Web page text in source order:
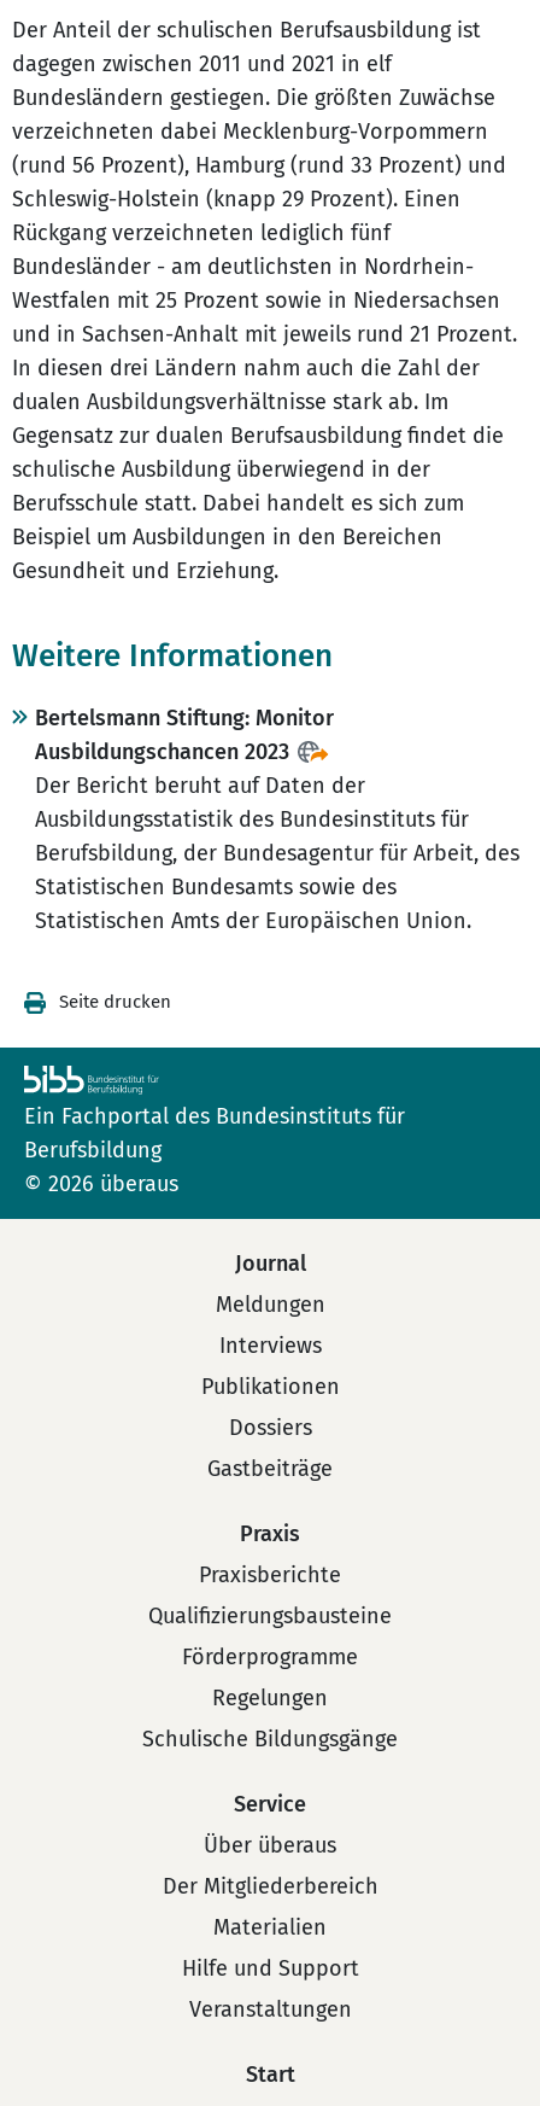
Der Anteil der schulischen Berufsausbildung ist
dagegen zwischen 2011 und 2021 in elf
Bundesländern gestiegen. Die größten Zuwächse
verzeichneten dabei Mecklenburg-Vorpommern
(rund 56 Prozent), Hamburg (rund 33 Prozent) und
Schleswig-Holstein (knapp 29 Prozent). Einen
Rückgang verzeichneten lediglich fünf
Bundesländer - am deutlichsten in Nordrhein-
Westfalen mit 25 Prozent sowie in Niedersachsen
und in Sachsen-Anhalt mit jeweils rund 21 Prozent.
In diesen drei Ländern nahm auch die Zahl der
dualen Ausbildungsverhältnisse stark ab. Im
Gegensatz zur dualen Berufsausbildung findet die
schulische Ausbildung überwiegend in der
Berufsschule statt. Dabei handelt es sich zum
Beispiel um Ausbildungen in den Bereichen
Gesundheit und Erziehung.
Weitere Informationen
Bertelsmann Stiftung: Monitor
Ausbildungschancen 2023
Der Bericht beruht auf Daten der
Ausbildungsstatistik des Bundesinstituts für
Berufsbildung, der Bundesagentur für Arbeit, des
Statistischen Bundesamts sowie des
Statistischen Amts der Europäischen Union.
Seite drucken
Ein Fachportal des Bundesinstituts für
Berufsbildung
© 2026 überaus
Journal
Meldungen
Interviews
Publikationen
Dossiers
Gastbeiträge
Praxis
Praxisberichte
Qualifizierungsbausteine
Förderprogramme
Regelungen
Schulische Bildungsgänge
Service
Über überaus
Der Mitgliederbereich
Materialien
Hilfe und Support
Veranstaltungen
Start